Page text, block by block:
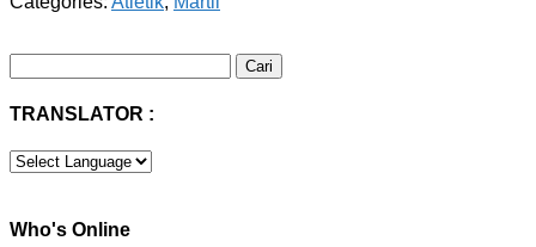
untuk:
TRANSLATOR :
Who's Online